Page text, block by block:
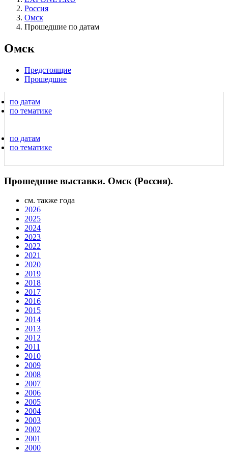
Россия
Омск
Прошедшие по датам
Омск
Предстоящие
Прошедшие
по датам
по тематике
по датам
по тематике
Прошедшие выставки. Омск (Россия).
см. также года
2026
2025
2024
2023
2022
2021
2020
2019
2018
2017
2016
2015
2014
2013
2012
2011
2010
2009
2008
2007
2006
2005
2004
2003
2002
2001
2000